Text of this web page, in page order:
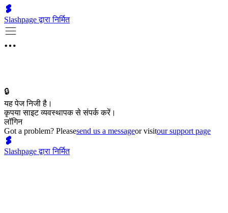
Slashpage द्वारा निर्मित
🔒
यह पेज निजी है।
कृपया साइट व्यवस्थापक से संपर्क करें।
लॉगिन
Got a problem? Pleasesend us a messageor visitour support page
Slashpage द्वारा निर्मित